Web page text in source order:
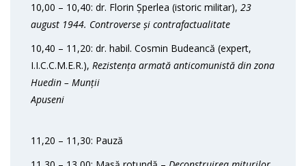
10,00 – 10,40: dr. Florin Șperlea (istoric militar), 23
august 1944. Controverse și contrafactualitate
10,40 – 11,20: dr. habil. Cosmin Budeancă (expert,
I.I.C.C.M.E.R.), Rezistența armată anticomunistă din zona
Huedin – Munții
Apuseni
11,20 – 11,30: Pauză